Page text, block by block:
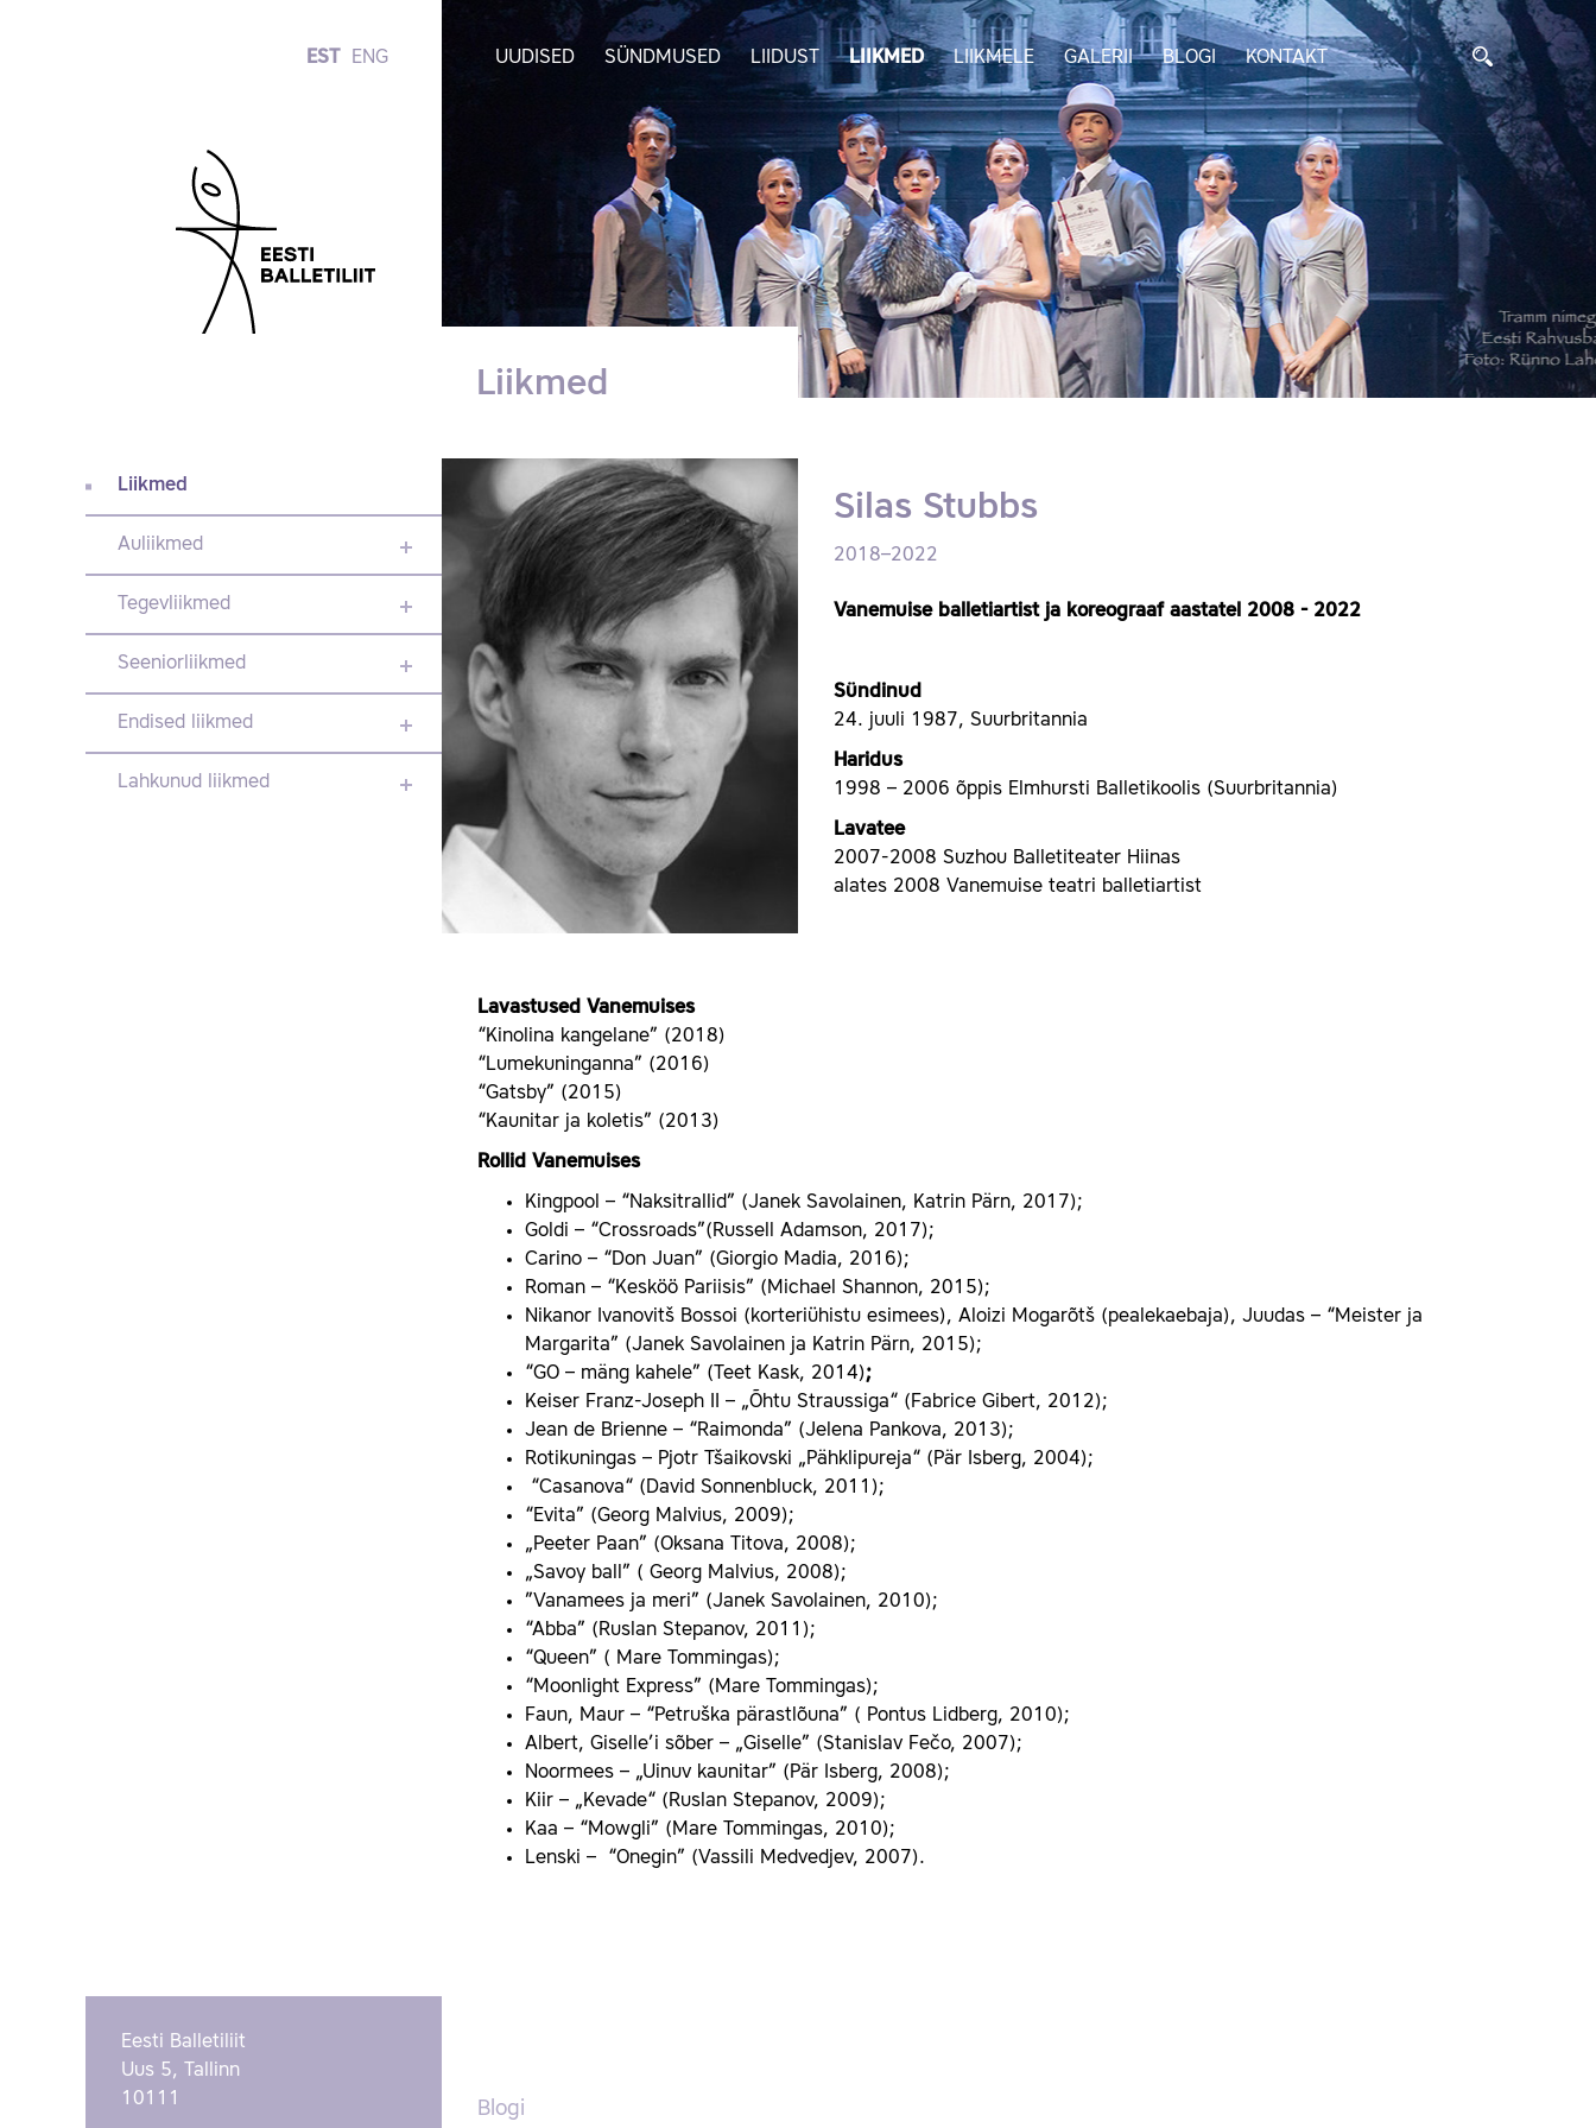
EST ENG UUDISED SÜNDMUSED LIIDUST LIIKMED LIIKMELE GALERII BLOGI KONTAKT
Liikmed
Liikmed
Auliikmed
Tegevliikmed
Seeniorliikmed
Endised liikmed
Lahkunud liikmed
Silas Stubbs
2018–2022
Vanemuise balletiartist ja koreograaf aastatel 2008 - 2022
Sündinud
24. juuli 1987, Suurbritannia
Haridus
1998 – 2006 õppis Elmhursti Balletikoolis (Suurbritannia)
Lavatee
2007-2008 Suzhou Balletiteater Hiinas
alates 2008 Vanemuise teatri balletiartist
Lavastused Vanemuises
“Kinolina kangelane” (2018)
“Lumekuninganna” (2016)
“Gatsby” (2015)
“Kaunitar ja koletis” (2013)
Rollid Vanemuises
Kingpool – “Naksitrallid” (Janek Savolainen, Katrin Pärn, 2017);
Goldi – “Crossroads”(Russell Adamson, 2017);
Carino – “Don Juan” (Giorgio Madia, 2016);
Roman – “Kesköö Pariisis” (Michael Shannon, 2015);
Nikanor Ivanovitš Bossoi (korteriühistu esimees), Aloizi Mogarõtš (pealekaebaja), Juudas – “Meister ja
Margarita” (Janek Savolainen ja Katrin Pärn, 2015);
“GO – mäng kahele” (Teet Kask, 2014);
Keiser Franz-Joseph II – „Õhtu Straussiga“ (Fabrice Gibert, 2012);
Jean de Brienne – “Raimonda” (Jelena Pankova, 2013);
Rotikuningas – Pjotr Tšaikovski „Pähklipureja“ (Pär Isberg, 2004);
“Casanova“ (David Sonnenbluck, 2011);
“Evita” (Georg Malvius, 2009);
„Peeter Paan” (Oksana Titova, 2008);
„Savoy ball” ( Georg Malvius, 2008);
”Vanamees ja meri” (Janek Savolainen, 2010);
“Abba” (Ruslan Stepanov, 2011);
“Queen” ( Mare Tommingas);
“Moonlight Express” (Mare Tommingas);
Faun, Maur – “Petruška pärastlõuna” ( Pontus Lidberg, 2010);
Albert, Giselle’i sõber – „Giselle” (Stanislav Fečo, 2007);
Noormees – „Uinuv kaunitar” (Pär Isberg, 2008);
Kiir – „Kevade“ (Ruslan Stepanov, 2009);
Kaa – “Mowgli” (Mare Tommingas, 2010);
Lenski – “Onegin” (Vassili Medvedjev, 2007).
Eesti Balletiliit
Uus 5, Tallinn
10111
Blogi